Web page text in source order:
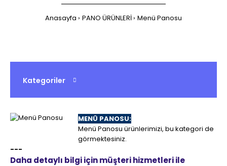
Anasayfa PANO ÜRÜNLERİ Menü Panosu
Kategoriler
MENÜ PANOSU:
Menü Panosu ürünlerimizi, bu kategori de
görmektesiniz.
---
Daha detaylı bilgi için müşteri hizmetleri ile